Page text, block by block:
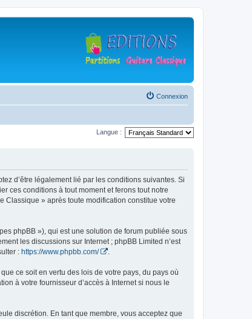
Connexion
Langue :
d’être légalement lié par les conditions suivantes. Si
ces conditions à tout moment et ferons tout notre
Classique » après toute modification constitue votre
phpBB »), qui est une solution de forum publiée sous
les discussions sur Internet ; phpBB Limited n’est
: https://www.phpbb.com/ .
ce soit en vertu des lois de votre pays, du pays où
à votre fournisseur d’accès à Internet si nous le
discrétion. En tant que membre, vous acceptez que